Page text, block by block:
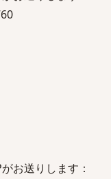
お送りします：